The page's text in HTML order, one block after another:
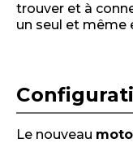
trouver et à
un seul et même
Le nouveau